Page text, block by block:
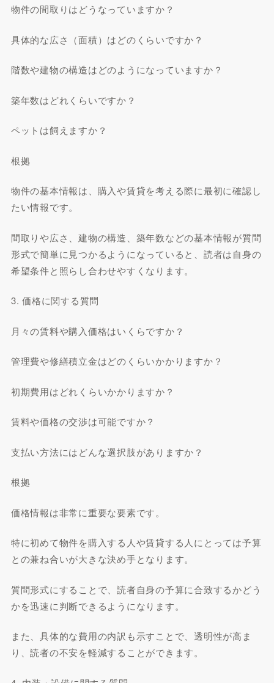
物件の間取りはどうなっていますか？
具体的な広さ（面積）はどのくらいですか？
階数や建物の構造はどのようになっていますか？
築年数はどれくらいですか？
ペットは飼えますか？
根拠
物件の基本情報は、購入や賃貸を考える際に最初に確認し
たい情報です。
間取りや広さ、建物の構造、築年数などの基本情報が質問
形式で簡単に見つかるようになっていると、読者は自身の
希望条件と照らし合わせやすくなります。
3. 価格に関する質問
月々の賃料や購入価格はいくらですか？
管理費や修繕積立金はどのくらいかかりますか？
初期費用はどれくらいかかりますか？
賃料や価格の交渉は可能ですか？
支払い方法にはどんな選択肢がありますか？
根拠
価格情報は非常に重要な要素です。
特に初めて物件を購入する人や賃貸する人にとっては予算
との兼ね合いが大きな決め手となります。
質問形式にすることで、読者自身の予算に合致するかどう
かを迅速に判断できるようになります。
また、具体的な費用の内訳も示すことで、透明性が高ま
り、読者の不安を軽減することができます。